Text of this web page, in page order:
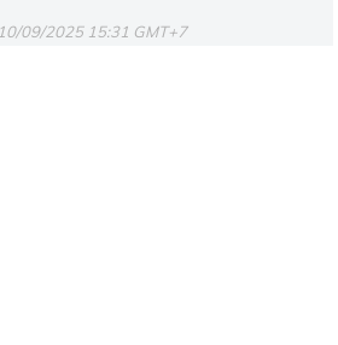
10/09/2025 15:31 GMT+7